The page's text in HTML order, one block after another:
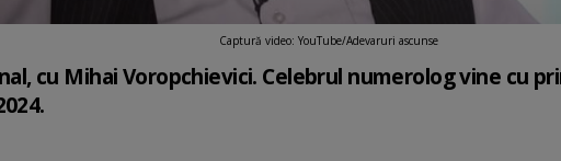
Captură video: YouTube/Adevaruri ascunse
cu Mihai Voropchievici. Celebrul numerolog vine cu